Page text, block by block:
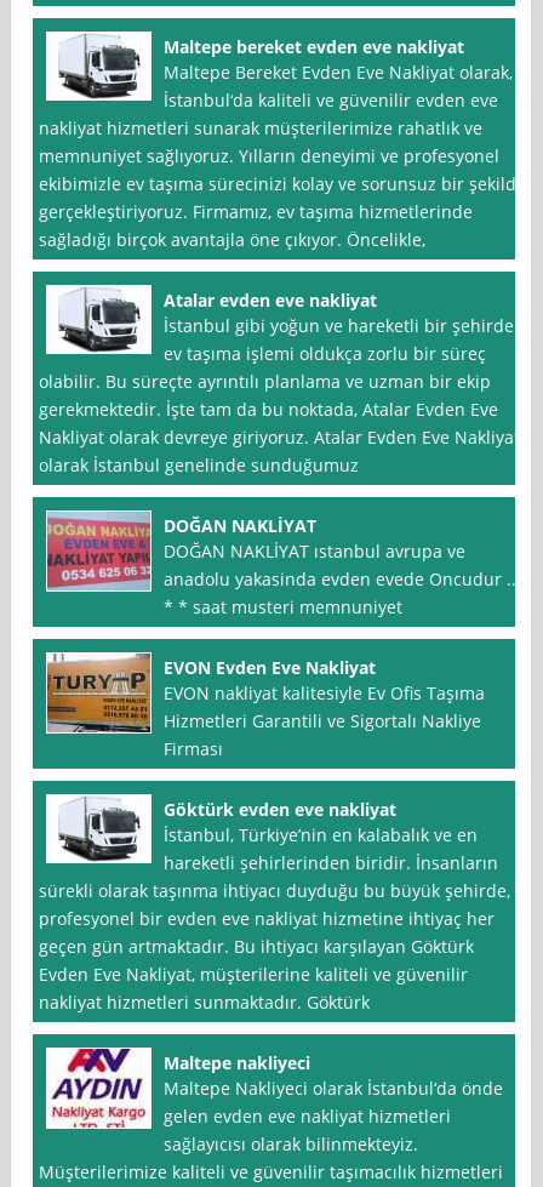
Maltepe bereket evden eve nakliyat
Maltepe Bereket Evden Eve Nakliyat olarak,
İstanbul‘da kaliteli ve güvenilir evden eve
nakliyat hizmetleri sunarak müşterilerimize rahatlık ve
memnuniyet sağlıyoruz. Yılların deneyimi ve profesyonel
ekibimizle ev taşıma sürecinizi kolay ve sorunsuz bir şekilde
gerçekleştiriyoruz. Firmamız, ev taşıma hizmetlerinde
sağladığı birçok avantajla öne çıkıyor. Öncelikle,
Atalar evden eve nakliyat
İstanbul gibi yoğun ve hareketli bir şehirde
ev taşıma işlemi oldukça zorlu bir süreç
olabilir. Bu süreçte ayrıntılı planlama ve uzman bir ekip
gerekmektedir. İşte tam da bu noktada, Atalar Evden Eve
Nakliyat olarak devreye giriyoruz. Atalar Evden Eve Nakliyat
olarak İstanbul genelinde sunduğumuz
DOĞAN NAKLİYAT
DOĞAN NAKLİYAT ıstanbul avrupa ve
anadolu yakasinda evden evede Oncudur ..
* * saat musteri memnuniyet
EVON Evden Eve Nakliyat
EVON nakliyat kalitesiyle Ev Ofis Taşıma
Hizmetleri Garantili ve Sigortalı Nakliye
Firması
Göktürk evden eve nakliyat
İstanbul, Türkiye’nin en kalabalık ve en
hareketli şehirlerinden biridir. İnsanların
sürekli olarak taşınma ihtiyacı duyduğu bu büyük şehirde,
profesyonel bir evden eve nakliyat hizmetine ihtiyaç her
geçen gün artmaktadır. Bu ihtiyacı karşılayan Göktürk
Evden Eve Nakliyat, müşterilerine kaliteli ve güvenilir
nakliyat hizmetleri sunmaktadır. Göktürk
Maltepe nakliyeci
Maltepe Nakliyeci olarak İstanbul‘da önde
gelen evden eve nakliyat hizmetleri
sağlayıcısı olarak bilinmekteyiz.
Müşterilerimize kaliteli ve güvenilir taşımacılık hizmetleri